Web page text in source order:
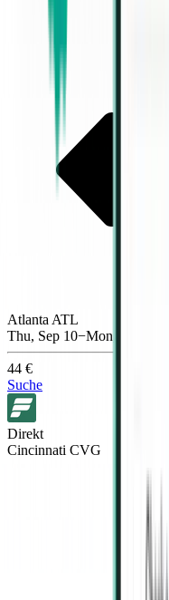
Atlanta ATL
Thu, Sep 10−Mon, Sep 14
44 €
Suche
Direkt
Cincinnati CVG